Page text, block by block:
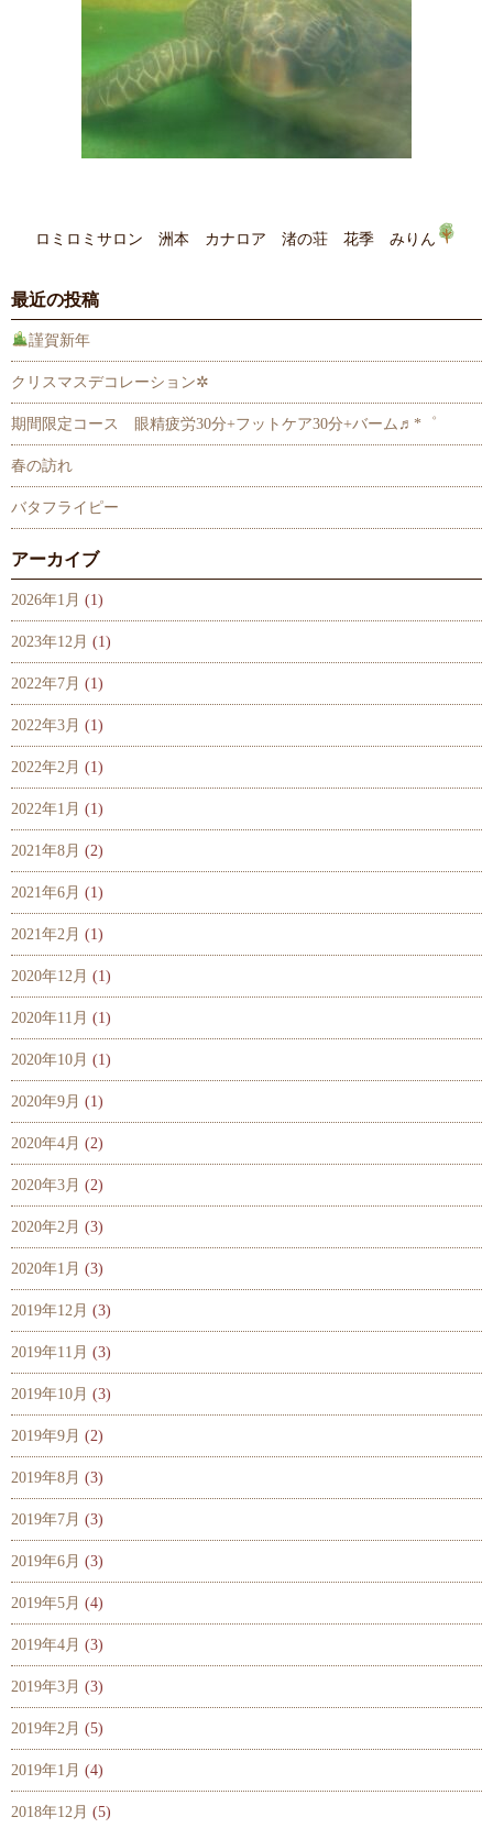
ロミロミサロン 洲本 カナロア 渚の荘 花季 みりん
最近の投稿
謹賀新年
クリスマスデコレーション✲
期間限定コース 眼精疲労30分+フットケア30分+バーム♬*゜
春の訪れ
バタフライピー
アーカイブ
2026年1月 (1)
2023年12月 (1)
2022年7月 (1)
2022年3月 (1)
2022年2月 (1)
2022年1月 (1)
2021年8月 (2)
2021年6月 (1)
2021年2月 (1)
2020年12月 (1)
2020年11月 (1)
2020年10月 (1)
2020年9月 (1)
2020年4月 (2)
2020年3月 (2)
2020年2月 (3)
2020年1月 (3)
2019年12月 (3)
2019年11月 (3)
2019年10月 (3)
2019年9月 (2)
2019年8月 (3)
2019年7月 (3)
2019年6月 (3)
2019年5月 (4)
2019年4月 (3)
2019年3月 (3)
2019年2月 (5)
2019年1月 (4)
2018年12月 (5)